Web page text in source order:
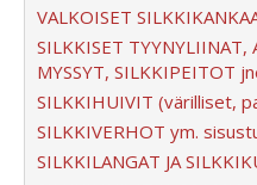
VALKOISET
SILKKISET
MYSSYT, SILKKIPEITOT
SILKKIHUIVIT (värilliset,
SILKKIVERHOT ym.
SILKKILANGAT JA